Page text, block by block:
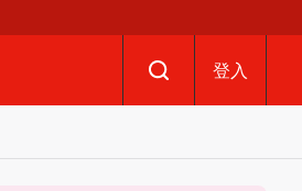
登入